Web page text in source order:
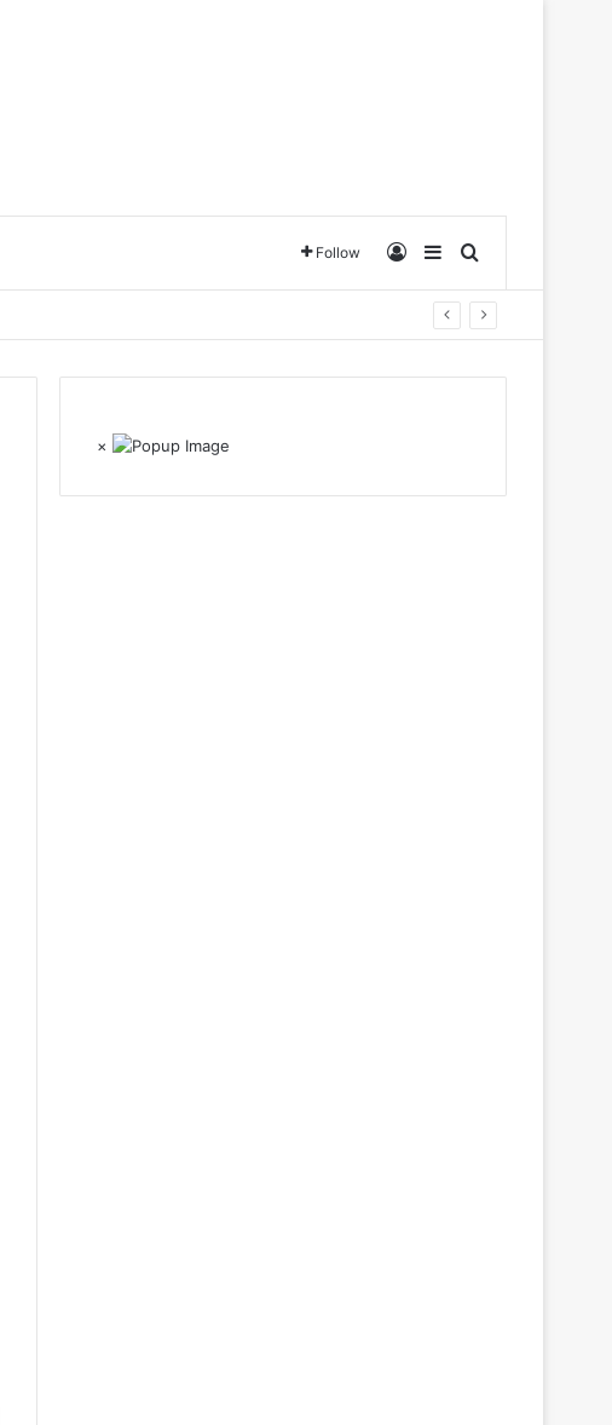
Follow Log InSidebarSearch for
×